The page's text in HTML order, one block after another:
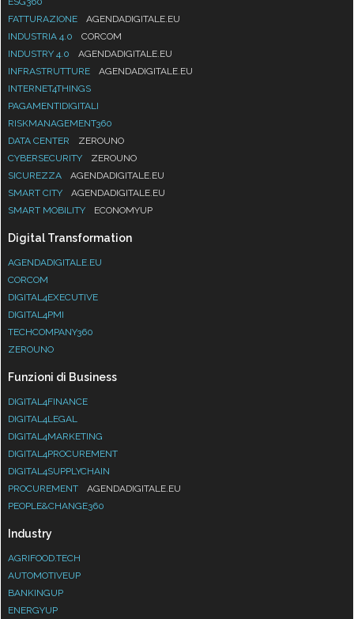
FATTURAZIONE
AGENDADIGITALE.EU
INDUSTRIA 4.0
CORCOM
INDUSTRY 4.0
AGENDADIGITALE.EU
INFRASTRUTTURE
AGENDADIGITALE.EU
INTERNET4THINGS
PAGAMENTIDIGITALI
RISKMANAGEMENT360
DATA CENTER
ZEROUNO
CYBERSECURITY
ZEROUNO
SICUREZZA
AGENDADIGITALE.EU
SMART CITY
AGENDADIGITALE.EU
SMART MOBILITY
ECONOMYUP
Digital Transformation
AGENDADIGITALE.EU
CORCOM
DIGITAL4EXECUTIVE
DIGITAL4PMI
TECHCOMPANY360
ZEROUNO
Funzioni di Business
DIGITAL4FINANCE
DIGITAL4LEGAL
DIGITAL4MARKETING
DIGITAL4PROCUREMENT
DIGITAL4SUPPLYCHAIN
PROCUREMENT
AGENDADIGITALE.EU
PEOPLE&CHANGE360
Industry
AGRIFOOD.TECH
AUTOMOTIVEUP
BANKINGUP
ENERGYUP